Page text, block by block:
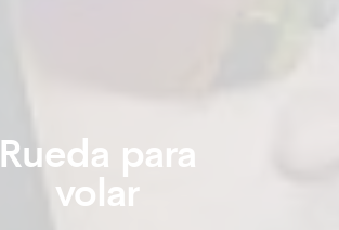
Rueda para
volar